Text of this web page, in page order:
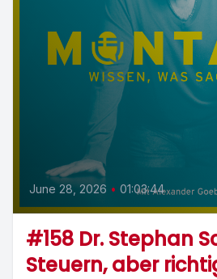
June 28, 2026 • 01:03:44
#158 Dr. Stephan
Steuern, aber